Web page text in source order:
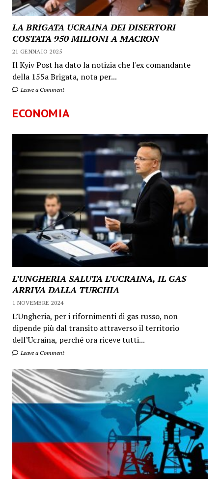
LA BRIGATA UCRAINA DEI DISERTORI
COSTATA 950 MILIONI A MACRON
21 GENNAIO 2025
Il Kyiv Post ha dato la notizia che l'ex comandante
della 155a Brigata, nota per...
Leave a Comment
ECONOMIA
L’UNGHERIA SALUTA L’UCRAINA, IL GAS
ARRIVA DALLA TURCHIA
1 NOVEMBRE 2024
L’Ungheria, per i rifornimenti di gas russo, non
dipende più dal transito attraverso il territorio
dell’Ucraina, perché ora riceve tutti...
Leave a Comment